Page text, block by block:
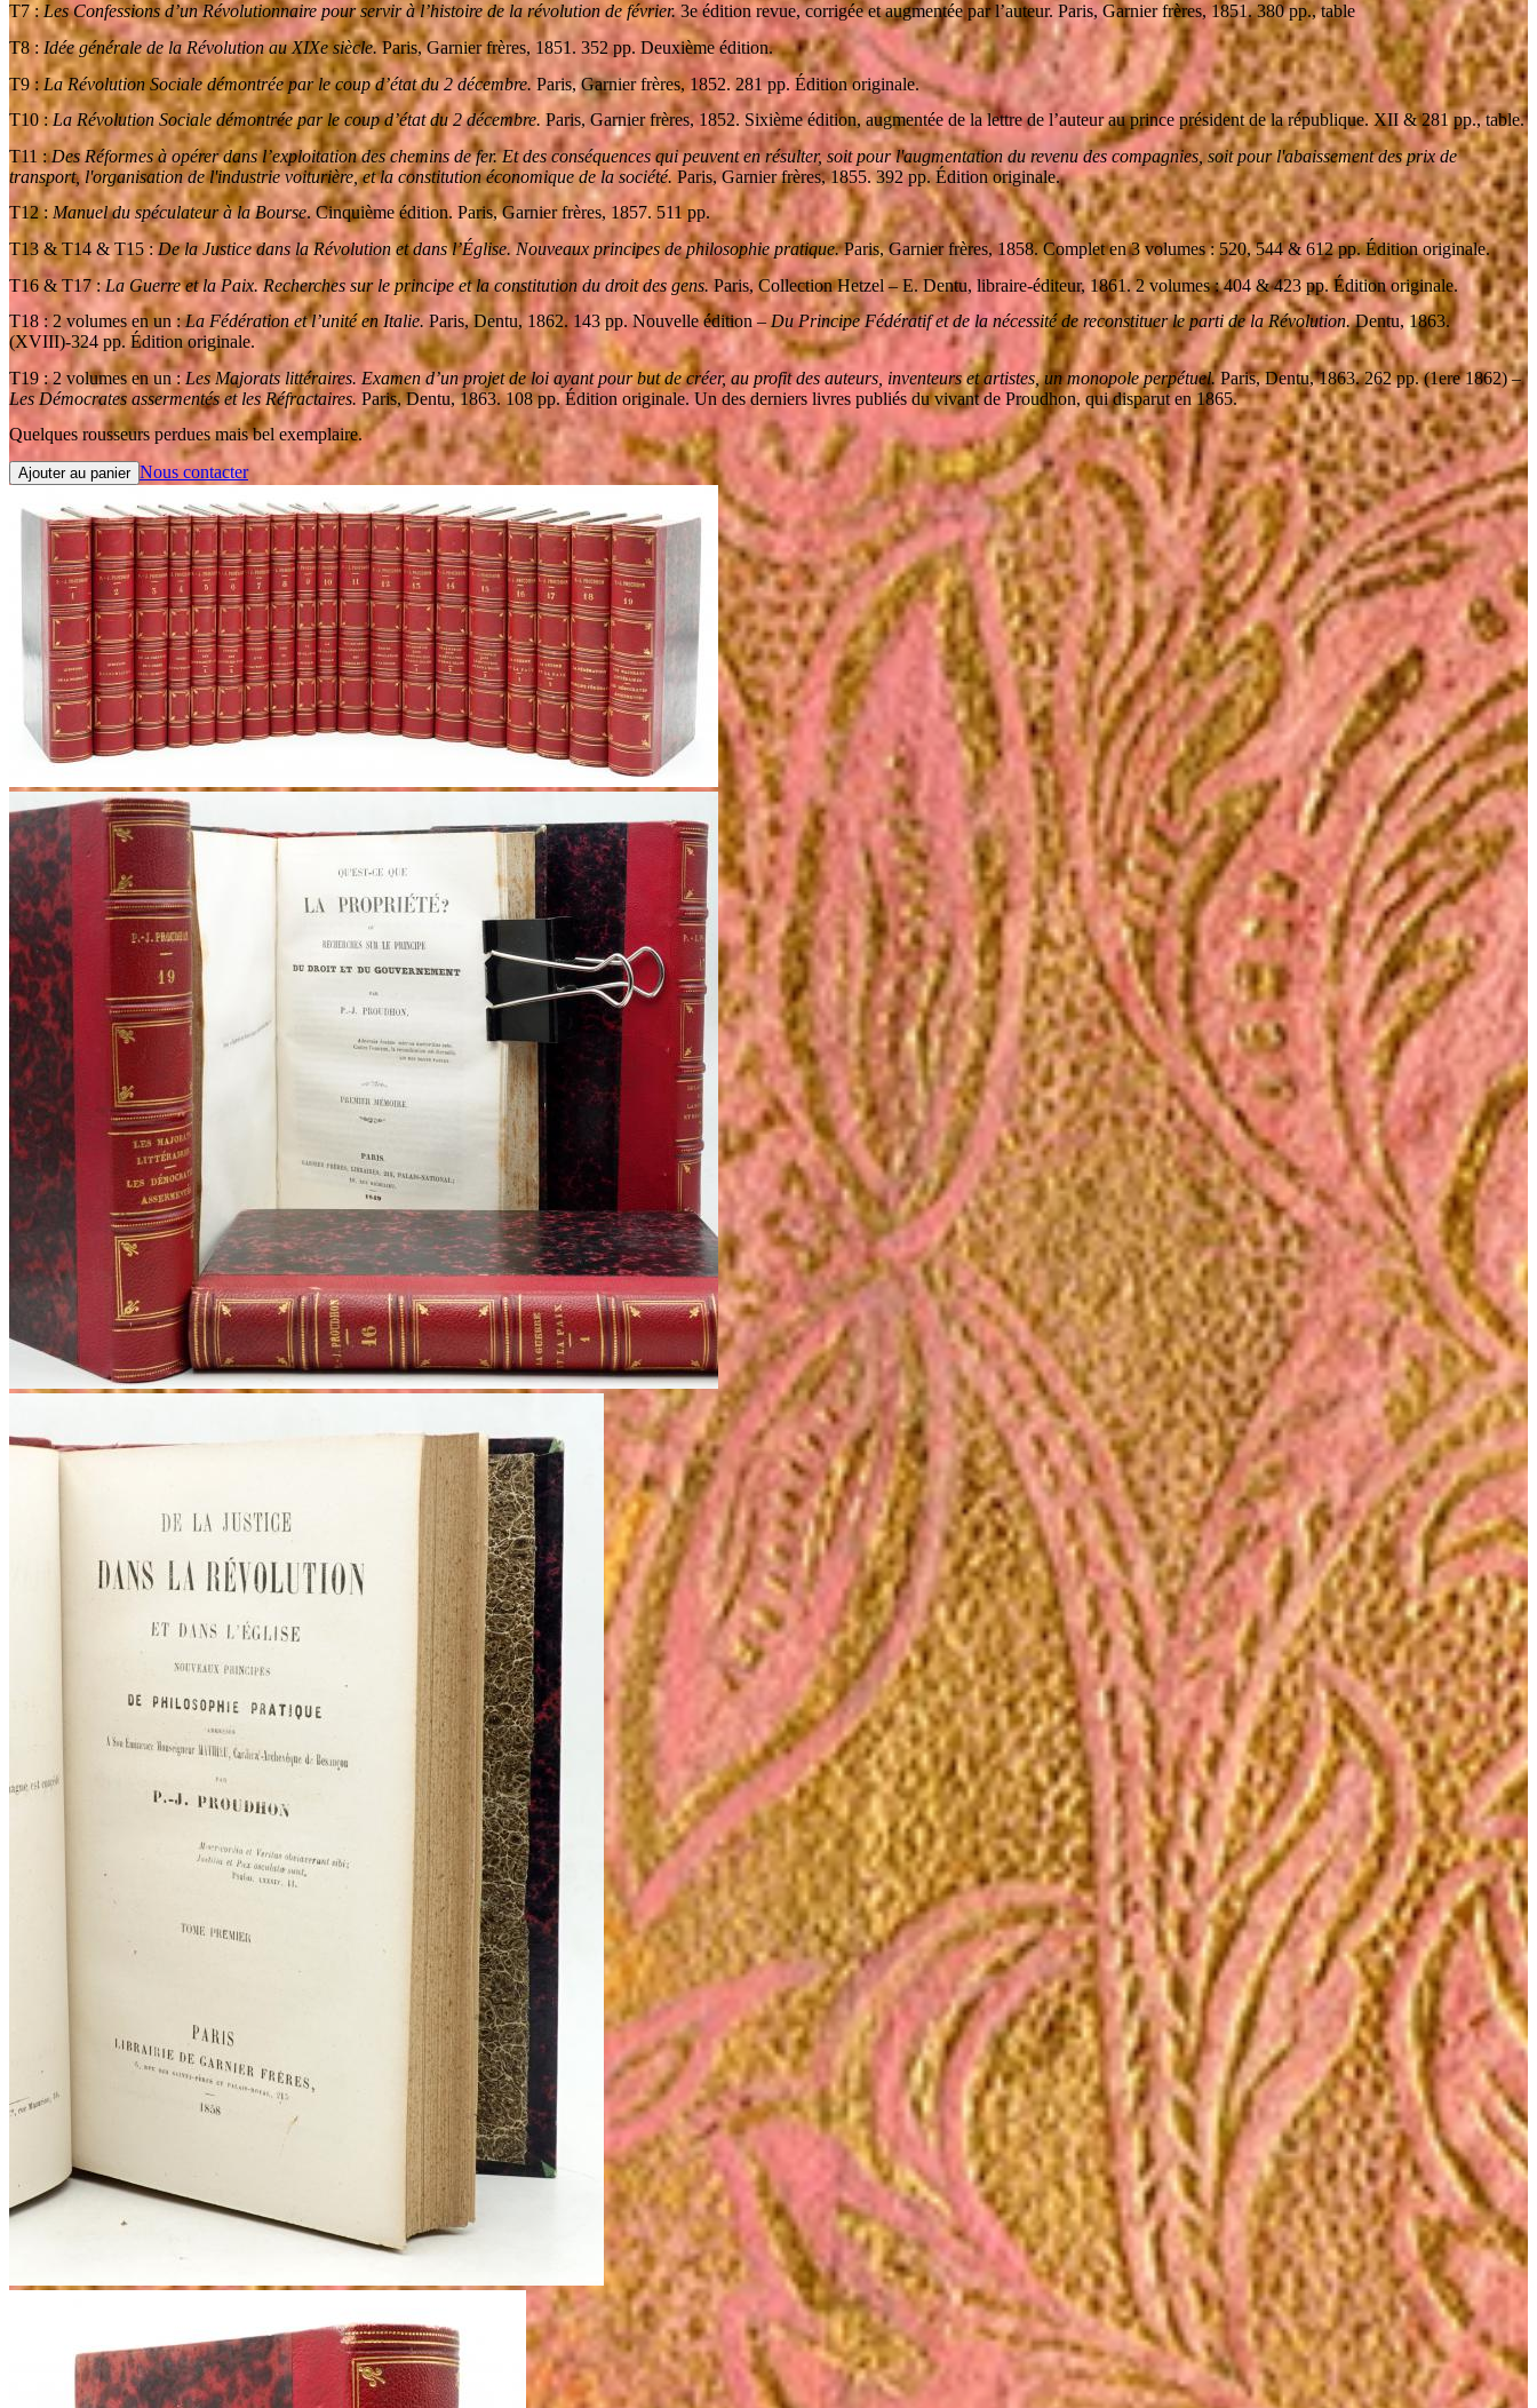
T7 : Les Confessions d’un Révolutionnaire pour servir à l’histoire de la révolution de février.3e édition revue, corrigée et augmentée par l’auteur. Paris, Garnier frères, 1851. 380 pp., table
T8 : Idée générale de la Révolution au XIXe siècle.Paris, Garnier frères, 1851. 352 pp. Deuxième édition.
T9 : La Révolution Sociale démontrée par le coup d’état du 2 décembre.Paris, Garnier frères, 1852. 281 pp. Édition originale.
T10 : La Révolution Sociale démontrée par le coup d’état du 2 décembre. Paris, Garnier frères, 1852. Sixième édition, augmentée de la lettre de l’auteur au prince président de la république. XII & 281 pp., table.
T11 :Des Réformes à opérer dans l’exploitation des chemins de fer. Et des conséquences qui peuvent en résulter, soit pour l'augmentation du revenu des compagnies, soit pour l'abaissement des prix de
transport, l'organisation de l'industrie voiturière, et la constitution économique de la société. Paris, Garnier frères, 1855. 392 pp. Édition originale.
T12 : Manuel du spéculateur à la Bourse. Cinquième édition. Paris, Garnier frères, 1857. 511 pp.
T13 & T14 & T15 :De la Justice dans la Révolution et dans l’Église. Nouveaux principes de philosophie pratique.Paris, Garnier frères, 1858. Complet en 3 volumes : 520, 544 & 612 pp. Édition originale.
T16 & T17 :La Guerre et la Paix. Recherches sur le principe et la constitution du droit des gens.Paris, Collection Hetzel – E. Dentu, libraire-éditeur, 1861. 2 volumes : 404 & 423 pp. Édition originale.
T18 : 2 volumes en un :La Fédération et l’unité en Italie.Paris, Dentu, 1862. 143 pp. Nouvelle édition –Du Principe Fédératif et de la nécessité de reconstituer le parti de la Révolution.Dentu, 1863.
(XVIII)-324 pp. Édition originale.
T19 : 2 volumes en un : Les Majorats littéraires. Examen d’un projet de loi ayant pour but de créer, au profit des auteurs, inventeurs et artistes, un monopole perpétuel.Paris, Dentu, 1863. 262 pp. (1ere 1862) –
Les Démocrates assermentés et les Réfractaires. Paris, Dentu, 1863. 108 pp. Édition originale. Un des derniers livres publiés du vivant de Proudhon, qui disparut en 1865.
Quelques rousseurs perdues mais bel exemplaire.
Ajouter au panier Nous contacter